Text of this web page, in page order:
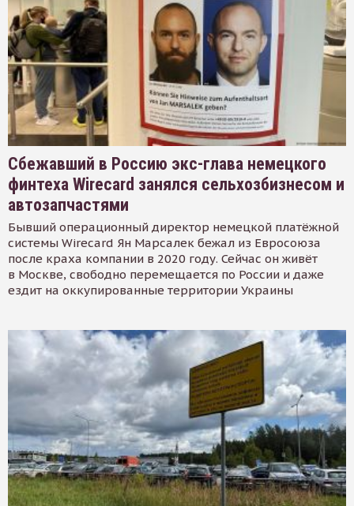
Сбежавший в Россию экс-глава немецкого
финтеха Wirecard занялся сельхозбизнесом и
автозапчастями
Бывший операционный директор немецкой платёжной
системы Wirecard Ян Марсалек бежал из Евросоюза
после краха компании в 2020 году. Сейчас он живёт
в Москве, свободно перемещается по России и даже
ездит на оккупированные территории Украины